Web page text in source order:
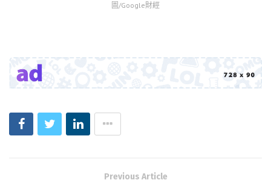
圖/Google財經
Previous Article